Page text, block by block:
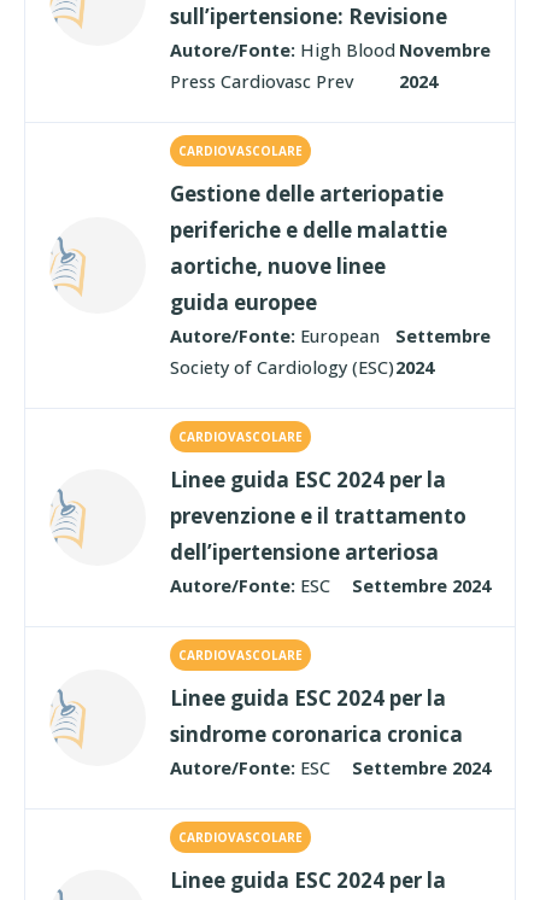
sull’ipertensione: Revisione
Autore/Fonte: High Blood
Press Cardiovasc Prev
Novembre
2024
CARDIOVASCOLARE
Gestione delle arteriopatie
periferiche e delle malattie
aortiche, nuove linee
guida europee
Autore/Fonte: European
Society of Cardiology (ESC)
Settembre
2024
CARDIOVASCOLARE
Linee guida ESC 2024 per la
prevenzione e il trattamento
dell’ipertensione arteriosa
Autore/Fonte: ESC Settembre 2024
CARDIOVASCOLARE
Linee guida ESC 2024 per la
sindrome coronarica cronica
Autore/Fonte: ESC Settembre 2024
CARDIOVASCOLARE
Linee guida ESC 2024 per la